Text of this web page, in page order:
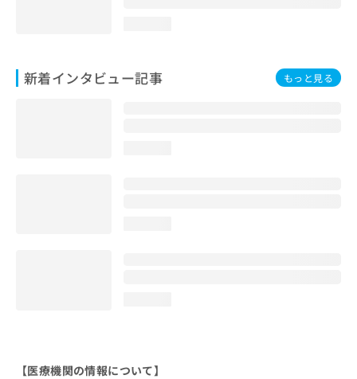
新着インタビュー記事 もっと見る
【医療機関の情報について】